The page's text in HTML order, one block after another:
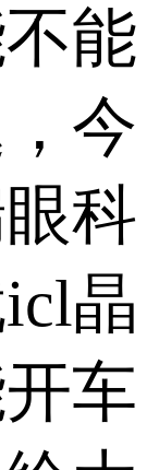
能
今
科
晶
车